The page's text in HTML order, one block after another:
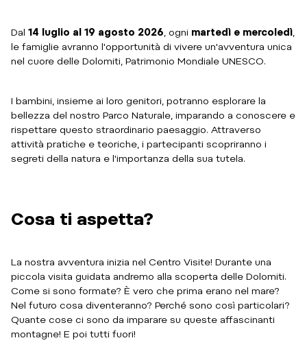
Dal 14 luglio al 19 agosto 2026 , ogni martedì e mercoledì
le famiglie avranno l'opportunità di vivere un'avventura unica
nel cuore delle Dolomiti, Patrimonio Mondiale UNESCO.
I bambini, insieme ai loro genitori, potranno esplorare la
bellezza del nostro Parco Naturale, imparando a conoscere e
rispettare questo straordinario paesaggio. Attraverso
attività pratiche e teoriche, i partecipanti scopriranno i
segreti della natura e l'importanza della sua tutela.
Cosa ti aspetta?
La nostra avventura inizia nel Centro Visite! Durante una
piccola visita guidata andremo alla scoperta delle Dolomiti.
Come si sono formate? È vero che prima erano nel mare?
Nel futuro cosa diventeranno? Perché sono così particolari?
Quante cose ci sono da imparare su queste affascinanti
montagne! E poi tutti fuori!